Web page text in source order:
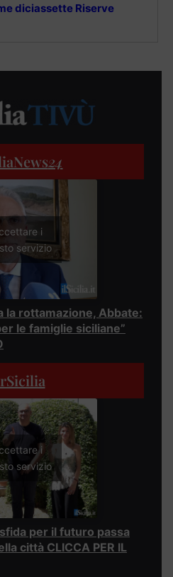
diciassette Riserve
24
i
servizio
la rottamazione, Abbate:
le famiglie siciliane”
i
servizio
per il futuro passa
città CLICCA PER IL